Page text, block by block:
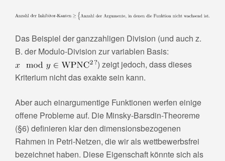
Das Beispiel der ganzzahligen Division (und auch z.
B. der Modulo-Division zur variablen Basis:
) zeigt jedoch, dass dieses
Kriterium nicht das exakte sein kann.
Aber auch einargumentige Funktionen werfen einige
offene Probleme auf. Die Minsky-Barsdin-Theoreme
(§6) definieren klar den dimensionsbezogenen
Rahmen in Petri-Netzen, die wir als wettbewerbsfrei
bezeichnet haben. Diese Eigenschaft könnte sich als